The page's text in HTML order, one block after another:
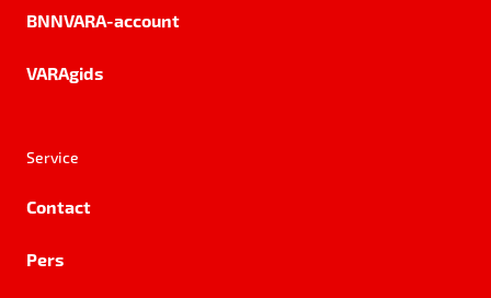
BNNVARA-account
VARAgids
Service
Contact
Pers